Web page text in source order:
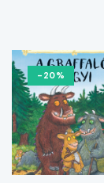
-20%